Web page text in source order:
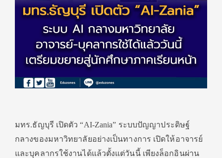
มทร.ธัญบุรี เปิดตัว “AI-Zania” ระบบปัญญาประดิษฐ์
กลางของมหาวิทยาลัยอย่างเป็นทางการ เปิดให้อาจารย์
และบุคลากรใช้งานได้แล้วตั้งแต่วันนี้ เพียงล็อกอินผ่าน